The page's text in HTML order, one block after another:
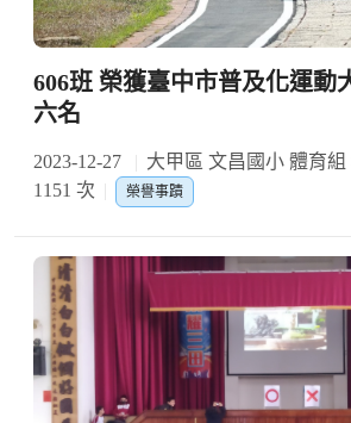
606班 榮獲臺中市普及化運動
六名
2023-12-27 大甲區 文昌國小 體育組
1151 次
榮譽事蹟